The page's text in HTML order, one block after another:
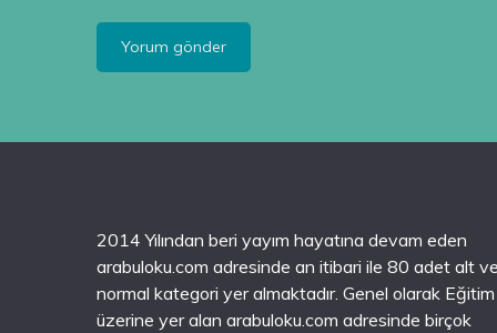
2014 Yılından beri yayım hayatına devam eden
arabuloku.com adresinde an itibari ile 80 adet alt
normal kategori yer almaktadır. Genel olarak Eğitim
üzerine yer alan arabuloku.com adresinde birçok